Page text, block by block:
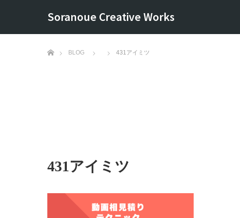
Soranoue Creative Works
BLOG 431アイミツ
431アイミツ